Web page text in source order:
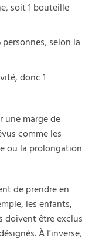
soit 1 bouteille
selon la
donc 1
une marge de
comme les
ou la prolongation
de prendre en
les enfants,
doivent être exclus
À l’inverse,